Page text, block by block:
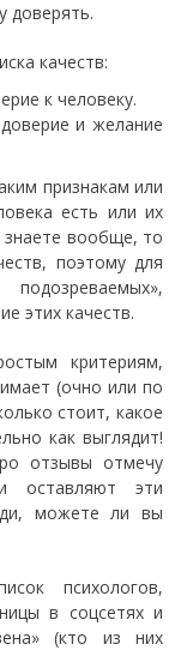
доверять.
качеств:
к человеку.
и желание
признакам или
есть или их
знаете вообще, то
поэтому для
этих качеств.
критериям,
(очно или по
стоит, какое
как выглядит!
отзывы отмечу
оставляют эти
можете ли вы
психологов,
в соцсетях и
(кто из них